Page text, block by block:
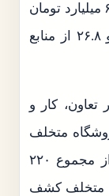
عمومی صورت گرفته بیش از ۳۴ هزار و ۶۰۰ میلیارد تومان
بوده که از این میزان ۷.۸ همت از یارانه و ۲۶.۸ از منابع
تعاون، کار و
از بازگشت بیش از ۵۰۰۰ فروشگاه متخلف
به چرخه توزیع کالابرگ خبر داد و گفت: از مجموع ۲۲۰
هزار فروشگاه متخلف کشف